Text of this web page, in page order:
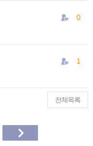
0
1
전체목록